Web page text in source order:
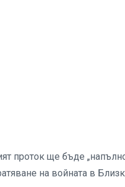
проток ще бъде
на войната в